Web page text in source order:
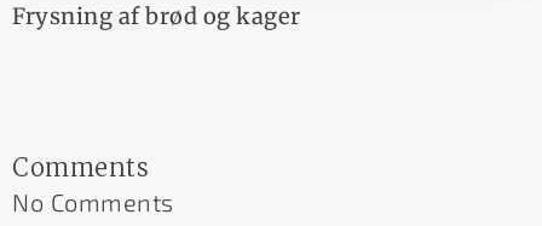
Frysning af brød og kager
Comments
No Comments